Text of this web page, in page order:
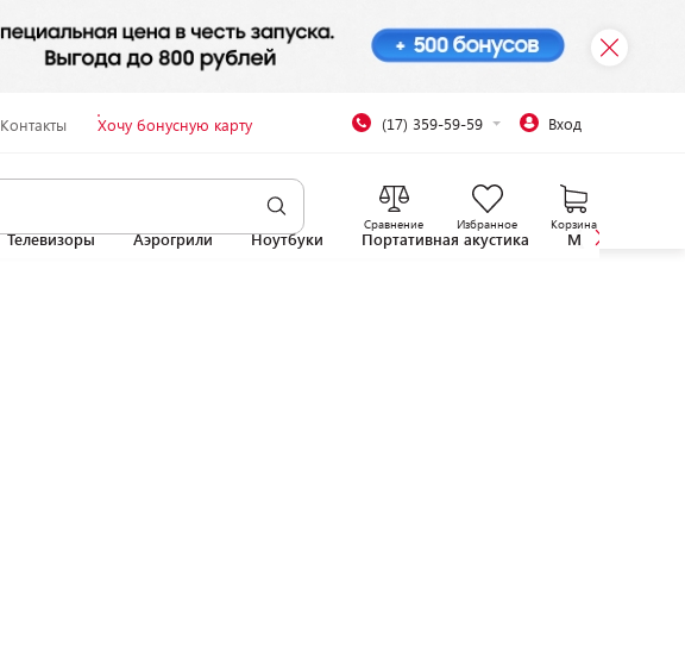
Контакты Хочу бонусную карту (17) 359-59-59 Вход
Сравнение Избранное Корзина
Телевизоры Аэрогрили Ноутбуки Портативная акустика